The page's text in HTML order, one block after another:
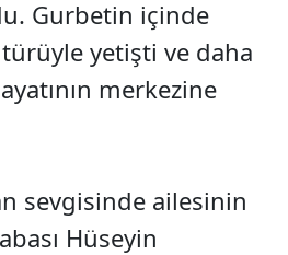
Gurbetin içinde
yetişti ve daha
merkezine
sevgisinde ailesinin
Hüseyin